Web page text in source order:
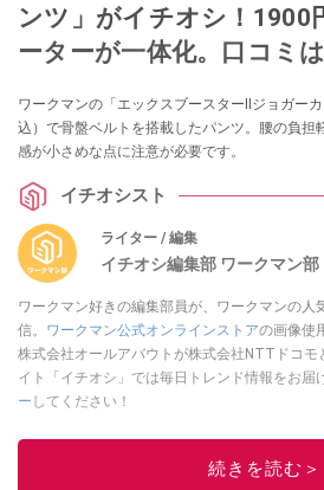
ンツ」がイチオシ！1900
ーターが一体化。口コミ
ワークマンの「エックスブースターⅡジョガー
込）で骨盤ベルトを搭載したパンツ。腰の負担
感が小さめな点に注意が必要です。
イチオシスト
ライター / 編集
イチオシ編集部 ワークマン部
ワークマン好きの編集部員が、ワークマンの人
信。 ワークマン公式オンラインストアの画像使
株式会社オールアバウトが株式会社NTTドコモ
イト「イチオシ」では毎日トレンド情報をお届
ー してください！
このイチオ
続きを読む＞